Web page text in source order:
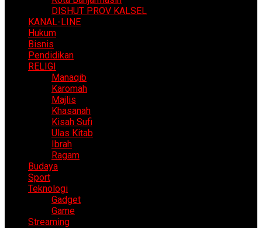
DISHUT PROV KALSEL
KANAL-LINE
Hukum
Bisnis
Pendidikan
RELIGI
Manaqib
Karomah
Majlis
Khasanah
Kisah Sufi
Ulas Kitab
Ibrah
Ragam
Budaya
Sport
Teknologi
Gadget
Game
Streaming